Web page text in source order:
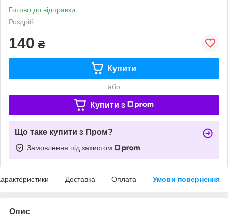
Готово до відправки
Роздріб
140 ₴
Купити
або
Купити з
Що таке купити з Пром?
Замовлення під захистом
Доставка Оплата Умови повернення
Опис